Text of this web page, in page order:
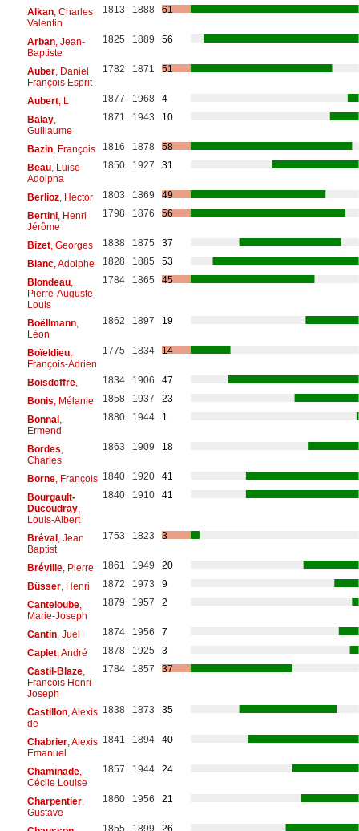
Alkan, Charles
Valentin
1813 1888 61
Arban, Jean-
Baptiste
1825 1889 56
Auber, Daniel
François Esprit
1782 1871 51
Aubert, L 1877 1968
4
Balay,
Guillaume
1871 1943 10
Bazin, François 1816 1878
58
Beau, Luise
Adolpha
1850 1927 31
Berlioz, Hector 1803 1869
49
Bertini, Henri
Jérôme
1798 1876 56
Bizet, Georges 1838 1875
37
Blanc, Adolphe 1828 1885
53
Blondeau,
Pierre-Auguste-
Louis
1784 1865 45
Boëllmann,
Léon
1862 1897 19
Boïeldieu,
François-Adrien
1775 1834 14
Boisdeffre, 1834 1906
47
Bonis , Mélanie 1858 1937
23
Bonnal,
Ermend
1880 1944 1
Bordes
Charles
1863 1909 18
Borne, François 1840 1920
41
Bourgault-
Ducoudray,
Louis-Albert
1840 1910 41
Bréval, Jean
Baptist
1753 1823 3
Bréville, Pierre 1861 1949
20
Büsser, Henri 1872 1973
9
Canteloube,
Marie-Joseph
1879 1957 2
Cantin, Juel 1874 1956
7
Caplet, André 1878 1925
3
Castil-Blaze,
Francois Henri
Joseph
1784 1857 37
Castillon, Alexis
de
1838 1873 35
Chabrier, Alexis
Emanuel
1841 1894 40
Chaminade,
Cécile Louise
1857 1944 24
Charpentier,
Gustave
1860 1956 21
1855 1899 26